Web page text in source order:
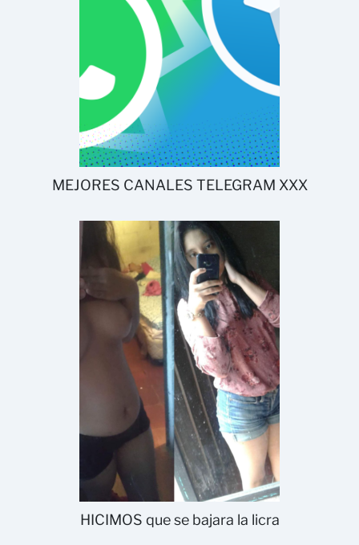
MEJORES CANALES TELEGRAM XXX
HICIMOS que se bajara la licra